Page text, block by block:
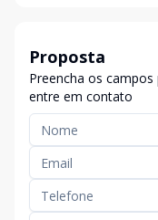
Proposta
Preencha os
entre em contato